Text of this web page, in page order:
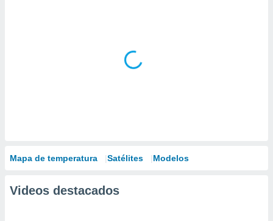
Mapa de temperatura Satélites Modelos
Videos destacados